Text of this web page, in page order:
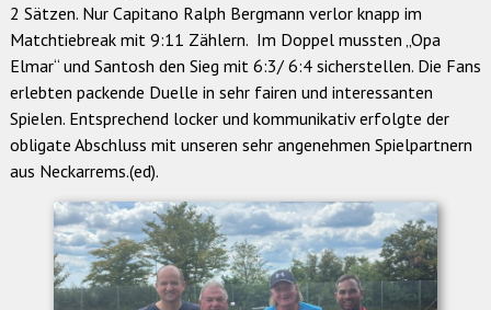
2 Sätzen. Nur Capitano Ralph Bergmann verlor knapp im
Matchtiebreak mit 9:11 Zählern. Im Doppel mussten „Opa
Elmar“ und Santosh den Sieg mit 6:3/ 6:4 sicherstellen. Die Fans
erlebten packende Duelle in sehr fairen und interessanten
Spielen. Entsprechend locker und kommunikativ erfolgte der
obligate Abschluss mit unseren sehr angenehmen Spielpartnern
aus Neckarrems.(ed).